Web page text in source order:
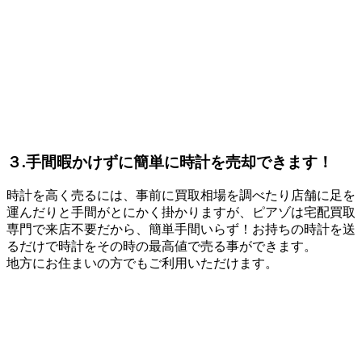
３.手間暇かけずに簡単に時計を売却できます！
時計を高く売るには、事前に買取相場を調べたり店舗に足を
運んだりと手間がとにかく掛かりますが、ピアゾは宅配買取
専門で来店不要だから、簡単手間いらず！お持ちの時計を送
るだけで時計をその時の最高値で売る事ができます。
地方にお住まいの方でもご利用いただけます。